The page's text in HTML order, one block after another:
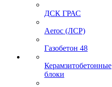
ДСК ГРАС
Aeroc (ЛСР)
Газобетон 48
Керамзитобетонные
блоки